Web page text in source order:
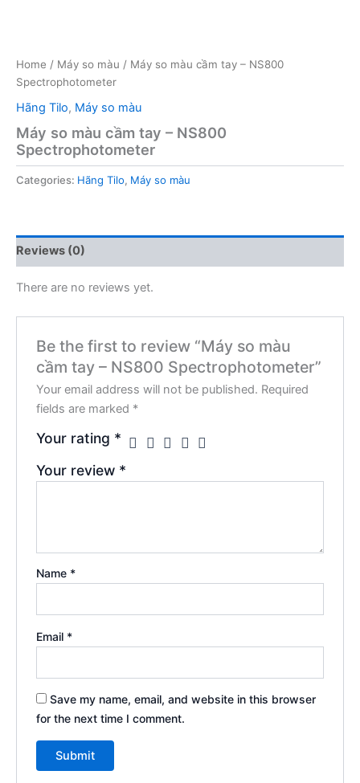
Home / Máy so màu / Máy so màu cầm tay – NS800
Spectrophotometer
Hãng Tilo, Máy so màu
Máy so màu cầm tay – NS800
Spectrophotometer
Categories: Hãng Tilo, Máy so màu
Reviews (0)
There are no reviews yet.
Be the first to review “Máy so màu
cầm tay – NS800 Spectrophotometer”
Your email address will not be published. Required
fields are marked *
Your rating *
Your review *
Name *
Email *
Save my name, email, and website in this browser
for the next time I comment.